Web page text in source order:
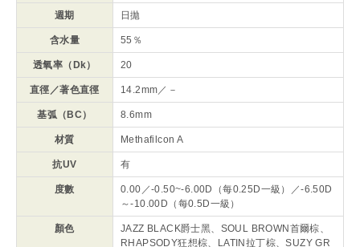
週期 日拋
含水量 55％
透氧率（Dk） 20
直徑／著色直徑 14.2mm／－
基弧（BC） 8.6mm
材質 Methafilcon A
抗UV 有
度數
0.00／-0.50~-6.00D（每0.25D一級）／-6.50D
～-10.00D（每0.5D一級）
顏色
JAZZ BLACK爵士黑、SOUL BROWN首爾棕、
RHAPSODY狂想棕、LATIN拉丁棕、SUZY GR